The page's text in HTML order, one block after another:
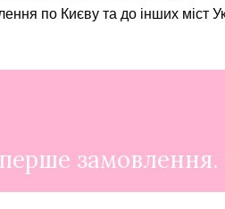
по Києву та до інших міст
замовлення.